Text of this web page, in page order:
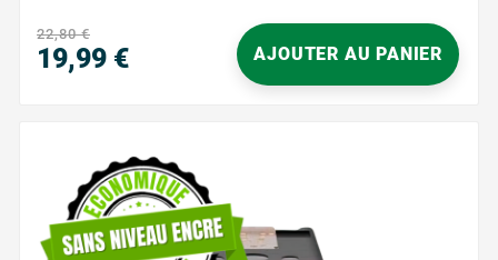
impressions nettes, éclatantes et durables. Avec une
grande capacité d’encre, elle permet...
22,80 €
19,99 € AJOUTER AU PANIER